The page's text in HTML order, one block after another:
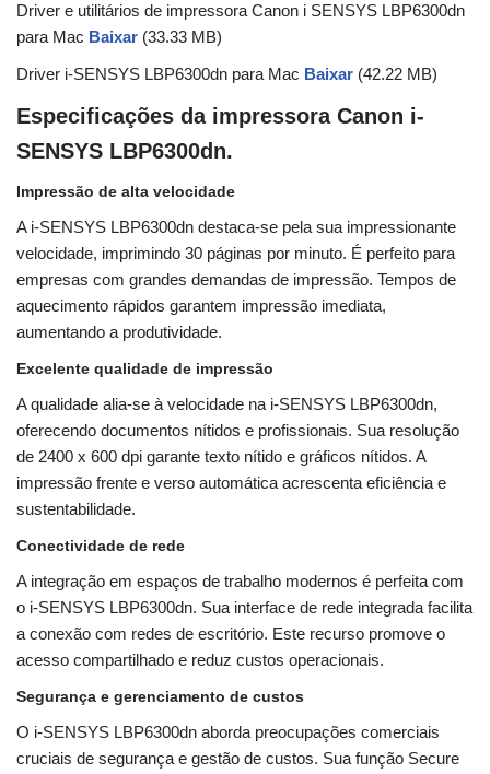
Driver e utilitários de impressora Canon i SENSYS LBP6300dn
para Mac Baixar (33.33 MB)
Driver i-SENSYS LBP6300dn para Mac Baixar (42.22 MB)
Especificações da impressora Canon i-
SENSYS LBP6300dn.
Impressão de alta velocidade
A i-SENSYS LBP6300dn destaca-se pela sua impressionante
velocidade, imprimindo 30 páginas por minuto. É perfeito para
empresas com grandes demandas de impressão. Tempos de
aquecimento rápidos garantem impressão imediata,
aumentando a produtividade.
Excelente qualidade de impressão
A qualidade alia-se à velocidade na i-SENSYS LBP6300dn,
oferecendo documentos nítidos e profissionais. Sua resolução
de 2400 x 600 dpi garante texto nítido e gráficos nítidos. A
impressão frente e verso automática acrescenta eficiência e
sustentabilidade.
Conectividade de rede
A integração em espaços de trabalho modernos é perfeita com
o i-SENSYS LBP6300dn. Sua interface de rede integrada facilita
a conexão com redes de escritório. Este recurso promove o
acesso compartilhado e reduz custos operacionais.
Segurança e gerenciamento de custos
O i-SENSYS LBP6300dn aborda preocupações comerciais
cruciais de segurança e gestão de custos. Sua função Secure